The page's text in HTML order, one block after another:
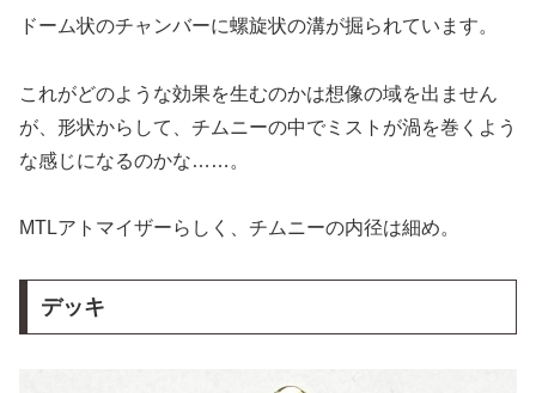
ドーム状のチャンバーに螺旋状の溝が掘られています。
これがどのような効果を生むのかは想像の域を出ません
が、形状からして、チムニーの中でミストが渦を巻くよう
な感じになるのかな……。
MTLアトマイザーらしく、チムニーの内径は細め。
デッキ